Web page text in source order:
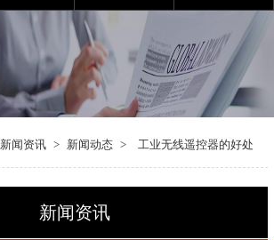
新闻资讯 > 新闻动态 > 工业无线遥控器的好处
新闻资讯